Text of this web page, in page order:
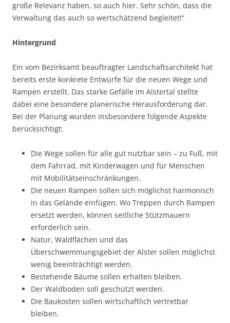
große Relevanz haben, so auch hier. Sehr schön, dass die
Verwaltung das auch so wertschätzend begleitet!“
Hintergrund
Ein vom Bezirksamt beauftragter Landschaftsarchitekt hat
bereits erste konkrete Entwürfe für die neuen Wege und
Rampen erstellt. Das starke Gefälle im Alstertal stellte
dabei eine besondere planerische Herausforderung dar.
Bei der Planung wurden insbesondere folgende Aspekte
berücksichtigt:
Die Wege sollen für alle gut nutzbar sein – zu Fuß, mit
dem Fahrrad, mit Kinderwagen und für Menschen
mit Mobilitätseinschränkungen.
Die neuen Rampen sollen sich möglichst harmonisch
in das Gelände einfügen. Wo Treppen durch Rampen
ersetzt werden, können seitliche Stützmauern
erforderlich sein.
Natur, Waldflächen und das
Überschwemmungsgebiet der Alster sollen möglichst
wenig beeinträchtigt werden.
Bestehende Bäume sollen erhalten bleiben.
Der Waldboden soll geschützt werden.
Die Baukosten sollen wirtschaftlich vertretbar
bleiben.